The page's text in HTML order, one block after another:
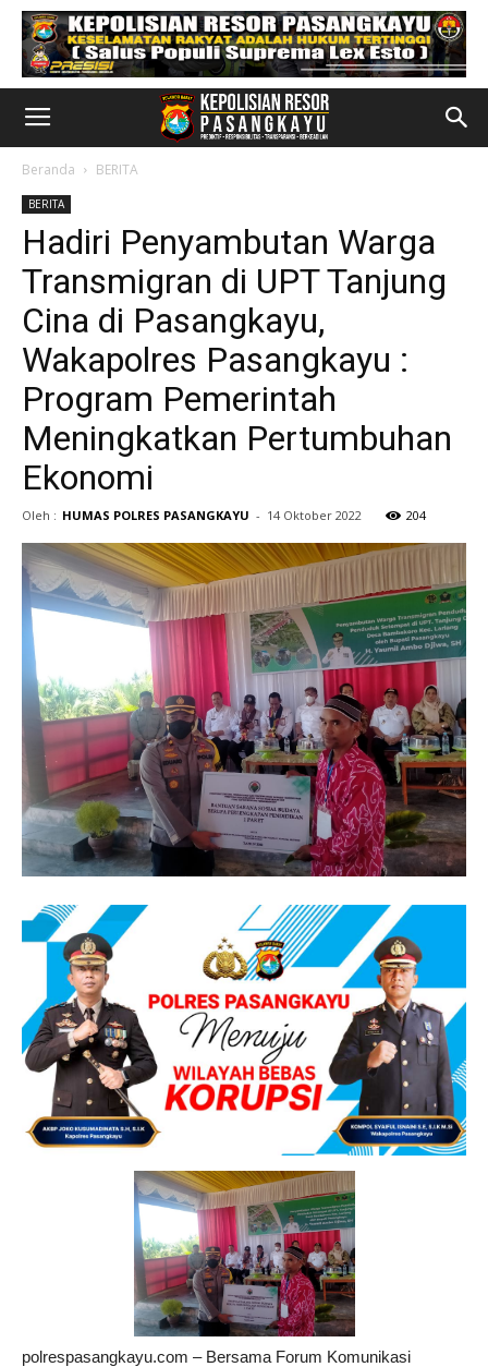
Beranda BERITA
BERITA
Hadiri Penyambutan Warga
Transmigran di UPT Tanjung
Cina di Pasangkayu,
Wakapolres Pasangkayu :
Program Pemerintah
Meningkatkan Pertumbuhan
Ekonomi
Oleh : HUMAS POLRES PASANGKAYU - 14 Oktober 2022 204
polrespasangkayu.com – Bersama Forum Komunikasi